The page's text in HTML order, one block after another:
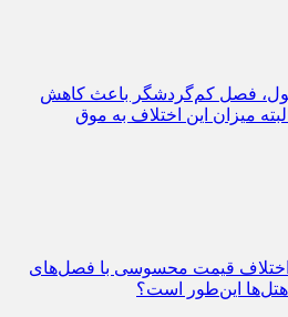
فصل کم‌گردشگر باعث کاهش
میزان این اختلاف به موق
اختلاف قیمت محسوسی با فصل‌های
این‌طور است؟